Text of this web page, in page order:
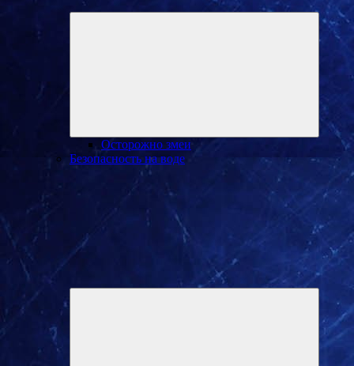
меню
Осторожно змеи
Безопасность на воде
меню